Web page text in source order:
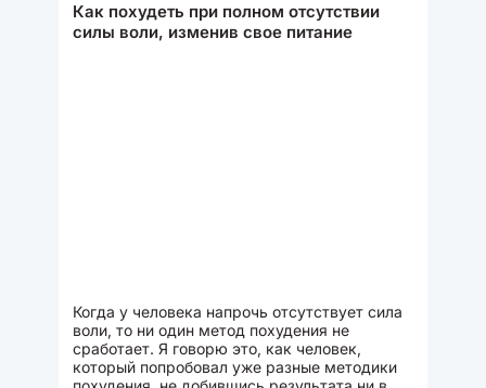
Как похудеть при полном отсутствии
силы воли, изменив свое питание
Когда у человека напрочь отсутствует сила
воли, то ни один метод похудения не
сработает. Я говорю это, как человек,
который попробовал уже разные методики